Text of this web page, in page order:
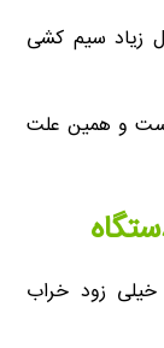
زیاد سیم کشی
و همین علت
خیلی زود خراب